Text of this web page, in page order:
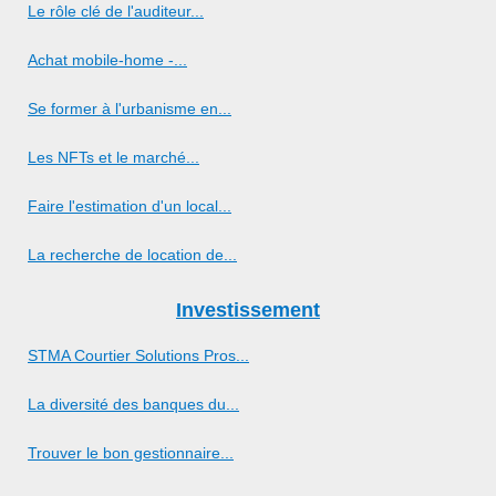
Le rôle clé de l'auditeur...
Achat mobile-home -...
Se former à l'urbanisme en...
Les NFTs et le marché...
Faire l'estimation d'un local...
La recherche de location de...
Investissement
STMA Courtier Solutions Pros...
La diversité des banques du...
Trouver le bon gestionnaire...